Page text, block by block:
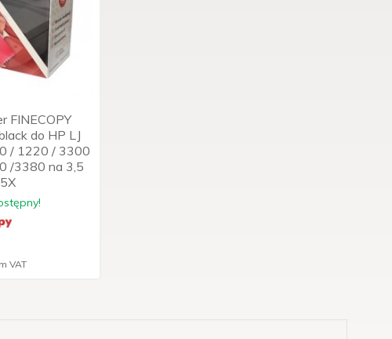
FINECOPY
do HP LJ
/ 1220 / 3300
/3380 na 3,5
VAT